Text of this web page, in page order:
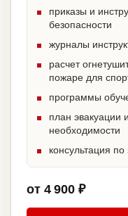
приказы и
безопасности
журналы
расчет
пожаре для
программы
план эвакуации
необходимости
консультация
от 4 900 ₽